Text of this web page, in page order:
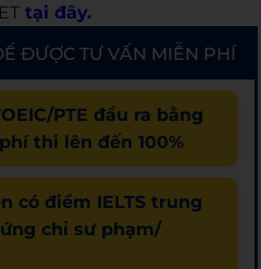
tại đây.
ĐƯỢC TƯ VẤN MIỄN PHÍ
PTE đầu ra bằng
thi lên đến 100%
có điểm IELTS trung
chỉ sư phạm/